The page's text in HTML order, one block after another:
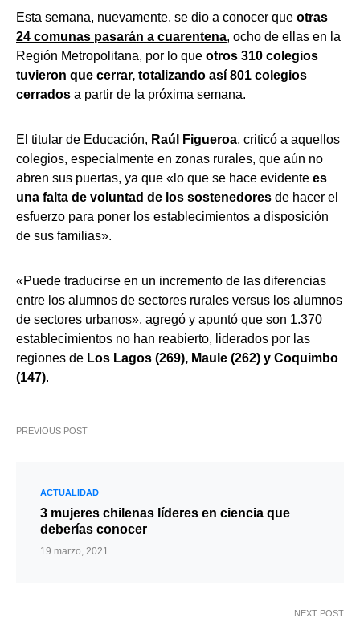
Esta semana, nuevamente, se dio a conocer que otras
24 comunas pasarán a cuarentena, ocho de ellas en la
Región Metropolitana, por lo que otros 310 colegios
tuvieron que cerrar, totalizando así 801 colegios
cerrados a partir de la próxima semana.
El titular de Educación, Raúl Figueroa, criticó a aquellos
colegios, especialmente en zonas rurales, que aún no
abren sus puertas, ya que «lo que se hace evidente es
una falta de voluntad de los sostenedores de hacer el
esfuerzo para poner los establecimientos a disposición
de sus familias».
«Puede traducirse en un incremento de las diferencias
entre los alumnos de sectores rurales versus los alumnos
de sectores urbanos», agregó y apuntó que son 1.370
establecimientos no han reabierto, liderados por las
regiones de Los Lagos (269), Maule (262) y Coquimbo
(147).
PREVIOUS POST
ACTUALIDAD
3 mujeres chilenas líderes en ciencia que
deberías conocer
19 marzo, 2021
NEXT POST